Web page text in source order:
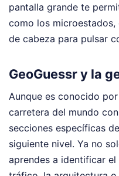
pantalla grande te
como los
de cabeza para pulsar
GeoGuessr y la
Aunque es conocido
carretera del mundo
secciones específicas
siguiente nivel. Ya no
aprendes a identificar